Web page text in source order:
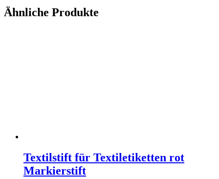
Ähnliche Produkte
Textilstift für Textiletiketten rot
Markierstift